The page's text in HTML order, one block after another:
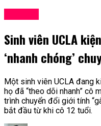
Sinh viên UCLA
‘nhanh chóng’
Một sinh viên UCLA đang
họ đã “theo dõi nhanh” cô
trình chuyển đổi giới tính
bắt đầu từ khi cô 12 tuổi.